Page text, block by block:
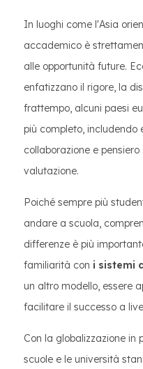
In luoghi come l'Asia
accademico è
alle opportunità future.
enfatizzano il rigore, la
frattempo, alcuni paesi
più completo,
collaborazione e
valutazione.
Poiché sempre più
andare a scuola,
differenze è più
familiarità con i sistemi
un altro modello, essere
facilitare il successo a
Con la globalizzazione in
scuole e le università